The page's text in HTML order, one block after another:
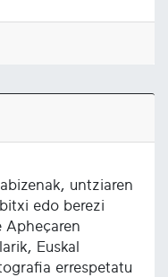
untziaren
edo berezi
Apheçaren
Euskal
errespetatu